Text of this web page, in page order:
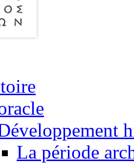
La période